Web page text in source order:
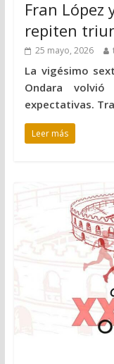
Fran López
repiten
25 mayo, 2026
La vigésimo
Ondara
expectativas.
Leer más